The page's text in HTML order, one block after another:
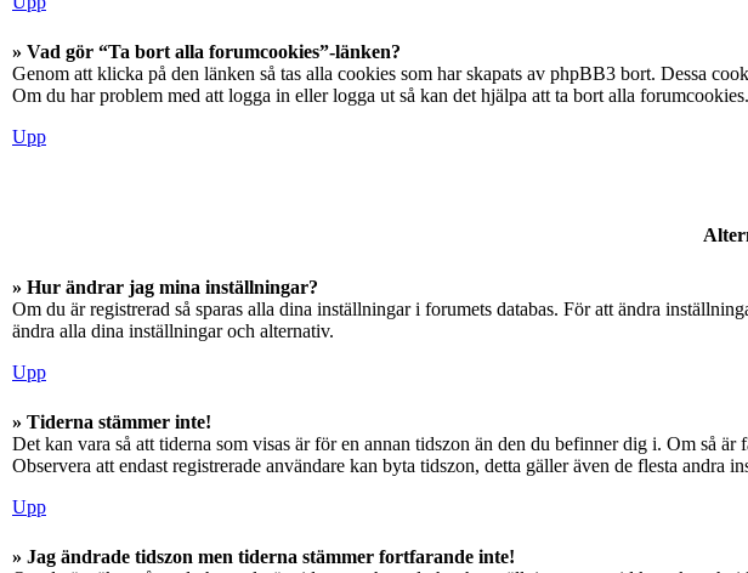
» Vad gör “Ta bort alla forumcookies”-länken?
Genom att klicka på den länken så tas alla cookies som har skapats av phpBB3 bort. Dessa
Om du har problem med att logga in eller logga ut så kan det hjälpa att ta bort alla forumcookies.
Upp
» Hur ändrar jag mina inställningar?
Om du är registrerad så sparas alla dina inställningar i forumets databas. För att ändra
ändra alla dina inställningar och alternativ.
Upp
» Tiderna stämmer inte!
Det kan vara så att tiderna som visas är för en annan tidszon än den du befinner dig i. Om så
Observera att endast registrerade användare kan byta tidszon, detta gäller även de flesta andra
Upp
» Jag ändrade tidszon men tiderna stämmer fortfarande inte!